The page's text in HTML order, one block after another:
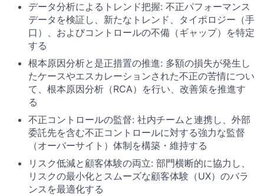
データ分析によるトレンド把握: 不正パフォーマンス
データを検証し、新たなトレンド、タイポロジー（手
口）、およびコントロールの不備（ギャップ）を特定
する
根本原因分析と是正措置の推進: 多額の損失が発生し
たケースやエスカレーションされた不正の苦情につい
て、根本原因分析（RCA）を行い、改善策を推進す
る
不正コントロールの監督: 社内チームと連携し、外部
委託先を含む不正コントロールに対する強力な監督
（オーバーサイト）体制を構築・維持する
リスク低減と顧客体験の両立: 部門横断的に協力し、
リスクの最小化とスムーズな顧客体験（UX）のバラ
ンスを最適化する